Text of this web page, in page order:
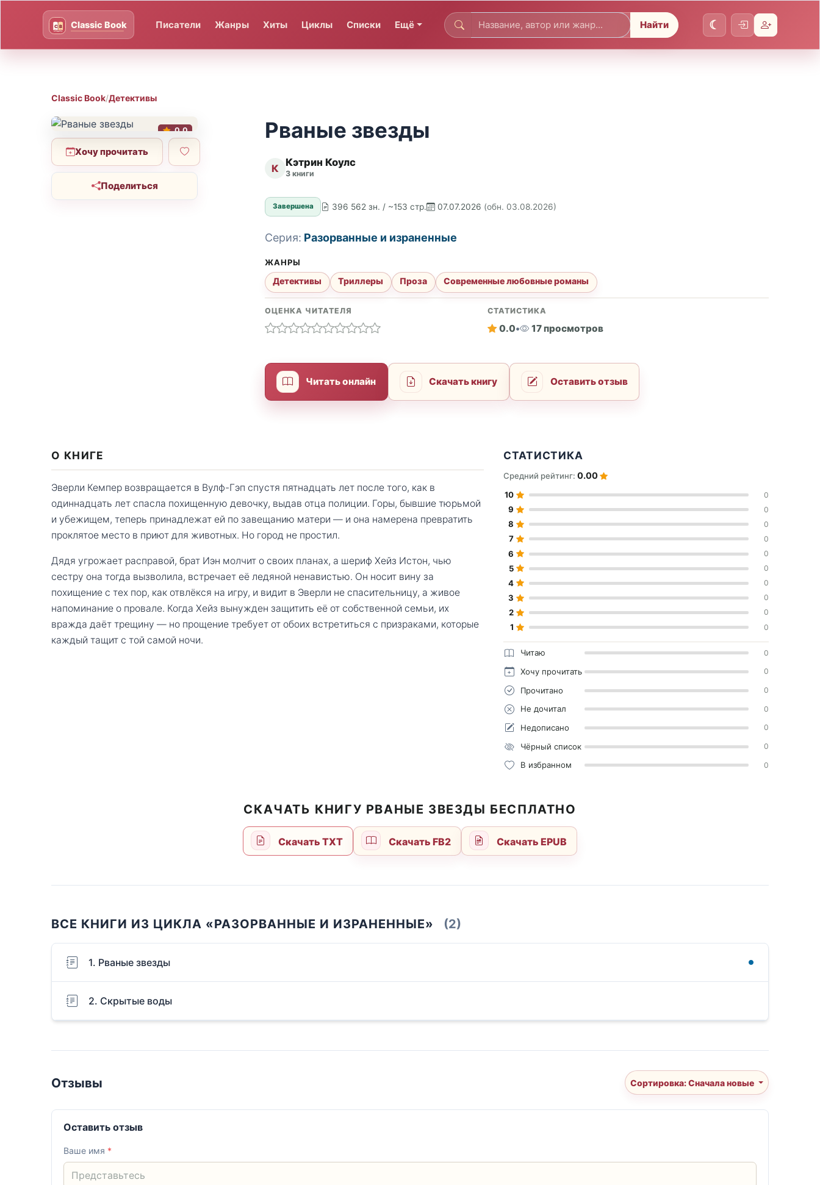
Писатели Жанры Хиты Циклы Списки Ещё Найти
Classic Book/Детективы
0.0
Хочу прочитать
Поделиться
Рваные звезды
К Кэтрин Коулс
3 книги
Завершена 396 562 зн. / ~153 стр. 07.07.2026 (обн. 03.08.2026)
Серия: Разорванные и израненные
ЖАНРЫ
Детективы Триллеры Проза Современные любовные романы
ОЦЕНКА ЧИТАТЕЛЯ СТАТИСТИКА
0.0• 17 просмотров
Читать онлайн Скачать книгу Оставить отзыв
О КНИГЕ
Эверли Кемпер возвращается в Вулф-Гэп спустя пятнадцать лет после того, как в
одиннадцать лет спасла похищенную девочку, выдав отца полиции. Горы, бывшие тюрьмой
и убежищем, теперь принадлежат ей по завещанию матери — и она намерена превратить
проклятое место в приют для животных. Но город не простил.
Дядя угрожает расправой, брат Иэн молчит о своих планах, а шериф Хейз Истон, чью
сестру она тогда вызволила, встречает её ледяной ненавистью. Он носит вину за
похищение с тех пор, как отвлёкся на игру, и видит в Эверли не спасительницу, а живое
напоминание о провале. Когда Хейз вынужден защитить её от собственной семьи, их
вражда даёт трещину — но прощение требует от обоих встретиться с призраками, которые
каждый тащит с той самой ночи.
СТАТИСТИКА
Средний рейтинг:0.00
10 0
9 0
8 0
7 0
6 0
5 0
4 0
3 0
2 0
1 0
Читаю 0
Хочу прочитать 0
Прочитано 0
Не дочитал 0
Недописано 0
Чёрный список 0
В избранном 0
СКАЧАТЬ КНИГУ РВАНЫЕ ЗВЕЗДЫ БЕСПЛАТНО
Скачать TXT Скачать FB2 Скачать EPUB
ВСЕ КНИГИ ИЗ ЦИКЛА «РАЗОРВАННЫЕ И ИЗРАНЕННЫЕ» (2)
1. Рваные звезды
2. Скрытые воды
Отзывы Сортировка: Сначала новые
Оставить отзыв
Ваше имя *